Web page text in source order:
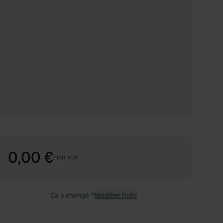
0,00 €/ par nuit
Ça a changé ?Modifier l’info